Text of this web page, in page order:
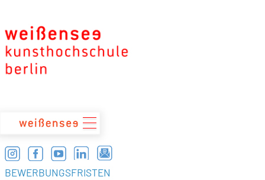
BEWERBUNGSFRISTEN